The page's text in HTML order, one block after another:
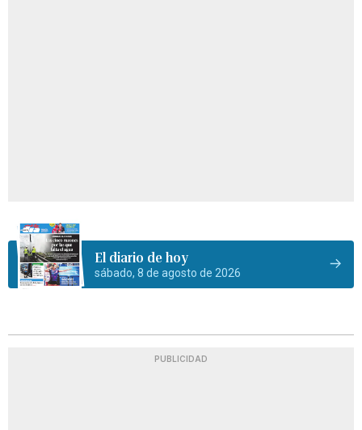
El diario de hoy
sábado, 8 de agosto de 2026
PUBLICIDAD